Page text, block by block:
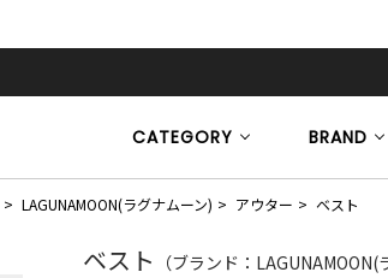
CATEGORY BRAND
LAGUNAMOON(ラグナムーン) アウター ベスト
ベスト （ブランド：LAGUNAMOON(